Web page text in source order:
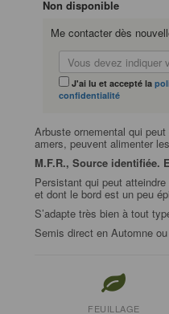
Non disponible
Me contacter dès
J'ai lu et accepté la
confidentialité
Arbuste ornemental qui
amers, peuvent alimenter
M.F.R., Source identifiée.
Persistant qui peut
et dont le bord est un peu
S’adapte très bien à tout
Semis direct en Automne
FEUILLAGE